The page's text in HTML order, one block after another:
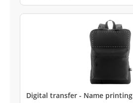
Digital transfer - Name printing